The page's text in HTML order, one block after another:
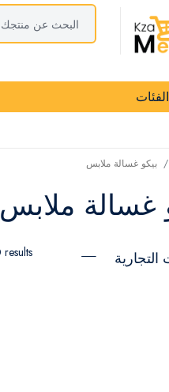
بيكو غسالة ملابس
غسالة ملابس
التجارية